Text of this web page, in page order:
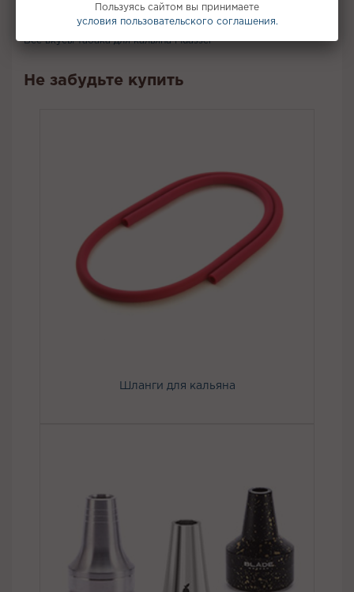
Ягоды, Клюква, Черника
Все вкусы табака для кальяна Muassel
Не забудьте купить
Шланги для кальяна
Пользуясь сайтом вы принимаете
условия пользовательского соглашения.